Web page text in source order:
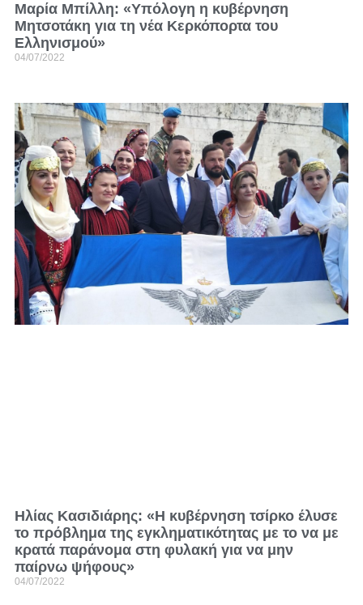
Μαρία Μπίλλη: «Υπόλογη η κυβέρνηση
Μητσοτάκη για τη νέα Κερκόπορτα του
Ελληνισμού»
04/07/2022
Ηλίας Κασιδιάρης: «Η κυβέρνηση τσίρκο έλυσε
το πρόβλημα της εγκληματικότητας με το να με
κρατά παράνομα στη φυλακή για να μην
παίρνω ψήφους»
04/07/2022